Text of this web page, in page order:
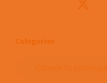
Categories
Conoce tu patología